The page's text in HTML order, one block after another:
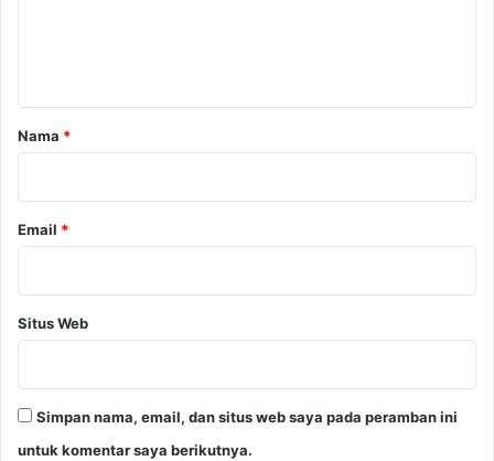
N
r
5
r
Nama *
Email *
Situs Web
Simpan nama, email, dan situs web saya pada peramban ini
untuk komentar saya berikutnya.